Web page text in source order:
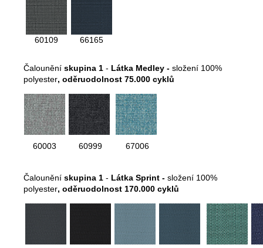
60109 66165
Čalounění skupina 1 - Látka Medley - složení 100%
polyester, oděruodolnost 75.000 cyklů
60003 60999 67006
Čalounění skupina 1 - Látka Sprint - složení 100%
polyester, oděruodolnost 170.000 cyklů